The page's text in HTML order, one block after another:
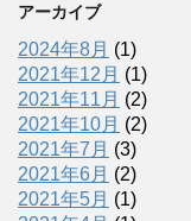
アーカイブ
2024年8月 (1)
2021年12月 (1)
2021年11月 (2)
2021年10月 (2)
2021年7月 (3)
2021年6月 (2)
2021年5月 (1)